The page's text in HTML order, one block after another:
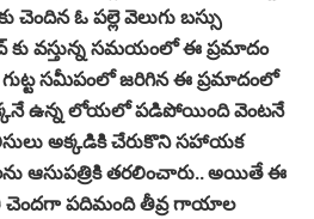
ఓ పల్లె వెలుగు బస్సు
వస్తున్న సమయంలో ఈ ప్రమాదం
గుట్ట సమీపంలో జరిగిన ఈ ప్రమాదంలో
పక్కనే ఉన్న లోయలో పడిపోయింది వెంటనే
అక్కడికి చేరుకొని సహాయక
ఆసుపత్రికి తరలించారు.. అయితే ఈ
పదిమంది తీవ్ర గాయాల